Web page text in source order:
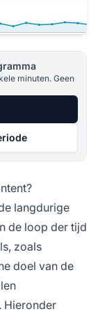
minuten. Geen
langdurige
de loop der tijd
zoals
doel van de
Hieronder